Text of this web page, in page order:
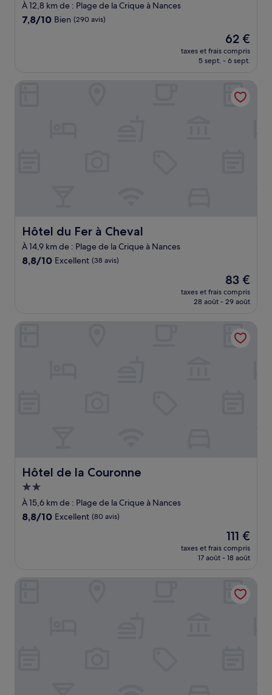
2.0 étoiles
À 12,8 km de : Plage de la Crique à Nances
7.8
7,8/10 Bien (290 avis)
Le
nouveau
prix
de
62 €
62 €
taxes et frais compris
5 sept. - 6 sept.
Hôtel du Fer à Cheval
Hôtel du Fer à Cheval
À 14,9 km de : Plage de la Crique à Nances
8.8
8,8/10 Excellent (38 avis)
Le
nouveau
prix
de
83 €
83 €
taxes et frais compris
28 août - 29 août
Hôtel de la Couronne
Hôtel de la Couronne
Hébergement
2.0 étoiles
À 15,6 km de : Plage de la Crique à Nances
8.8
8,8/10 Excellent (80 avis)
Le
nouveau
prix
de
111 €
111 €
taxes et frais compris
17 août - 18 août